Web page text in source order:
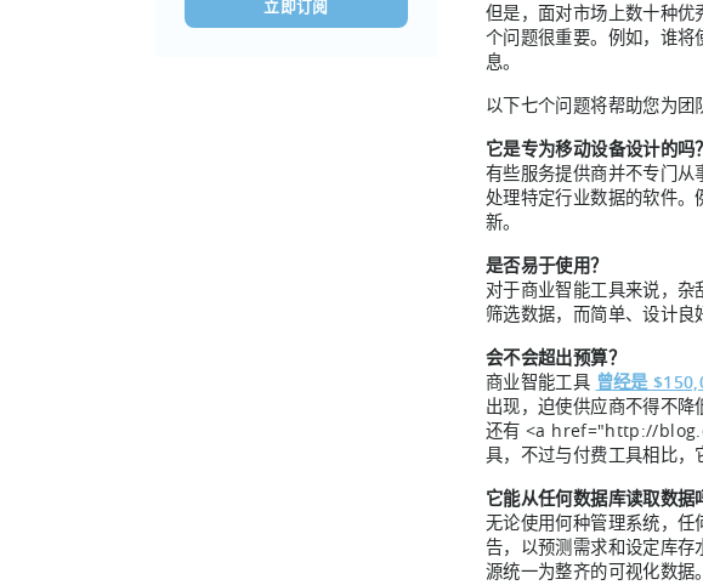
但是，面对市场上数十种
个问题很重要。例如，谁
息。
以下七个问题将帮助您为团
它是专为移动设备设计的吗？
有些服务提供商并不专门
处理特定行业数据的软件
新。
是否易于使用？
对于商业智能工具来说，
筛选数据，而简单、设计良
会不会超出预算？
商业智能工具 曾经是
出现，迫使供应商不得不
还有 <a href="http://
具，不过与付费工具相比，
它能从任何数据库读取数据
无论使用何种管理系统，
告，以预测需求和设定库
源统一为整齐的可视化数据。